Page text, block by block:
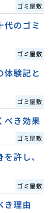
ゴミ屋敷
代のゴミ
ゴミ屋敷
体験記と
ゴミ屋敷
べき効果
ゴミ屋敷
許し、
ゴミ屋敷
き理由